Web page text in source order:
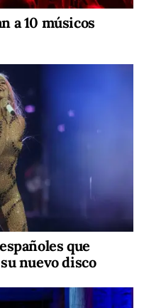
a 10 músicos
que
nuevo disco